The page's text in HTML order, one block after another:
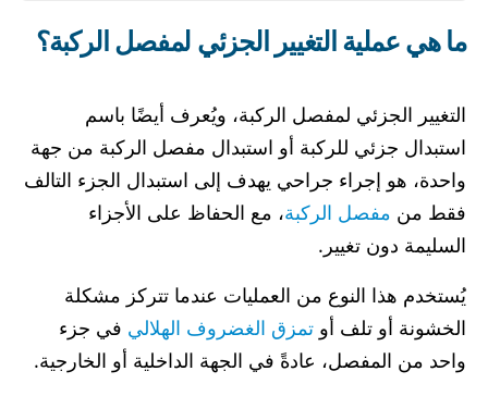
ما هي عملية التغيير الجزئي لمفصل الركبة؟
التغيير الجزئي لمفصل الركبة، ويُعرف أيضًا باسم
استبدال جزئي للركبة أو استبدال مفصل الركبة من جهة
واحدة، هو إجراء جراحي يهدف إلى استبدال الجزء التالف
فقط من مفصل الركبة، مع الحفاظ على الأجزاء
السليمة دون تغيير.
يُستخدم هذا النوع من العمليات عندما تتركز مشكلة
الخشونة أو تلف أو تمزق الغضروف الهلالي في جزء
واحد من المفصل، عادةً في الجهة الداخلية أو الخارجية.